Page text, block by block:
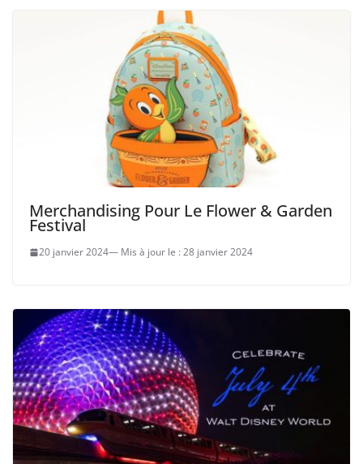
Merchandising Pour Le Flower & Garden
Festival
20 janvier 2024 28 janvier 2024